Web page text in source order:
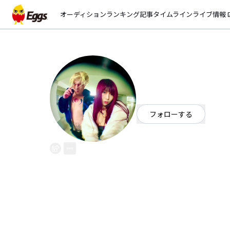
オーディションランキング記事タイムラインライブ情報
フォローする